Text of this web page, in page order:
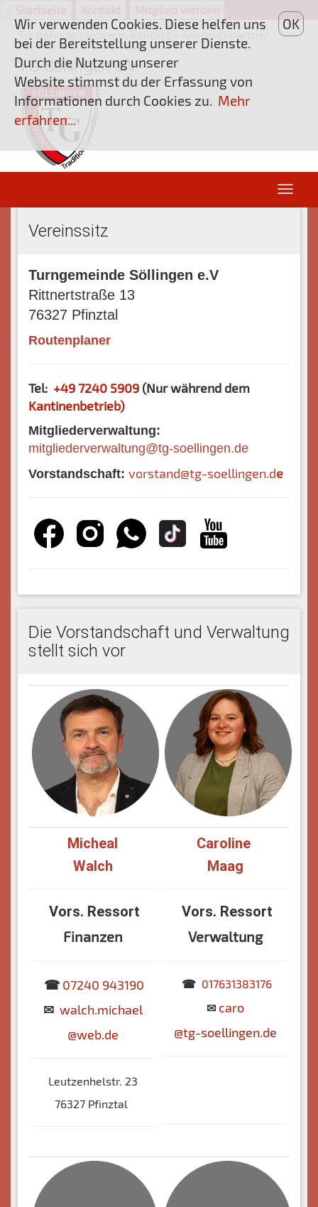
TG Söllingen e.V.
Vereinssitz
Turngemeinde Söllingen e.V
Rittnertstraße 13
76327 Pfinztal
Routenplaner
Tel: +49 7240 5909 (Nur während dem
Kantinenbetrieb)
Mitgliederverwaltung:
mitgliederverwaltung@tg-soellingen.de
Vorstandschaft: vorstand@tg-soellingen.de
Die Vorstandschaft und Verwaltung
stellt sich vor
Micheal
Walch
Vors. Ressort
Finanzen
☎ 07240 943190
✉ walch.michael
@web.de
Leutzenhelstr. 23
76327 Pfinztal
Caroline
Maag
Vors. Ressort
Verwaltung
☎ 017631383176
✉ caro
@tg-soellingen.de
Wir verwenden Cookies. Diese helfen uns
bei der Bereitstellung unserer Dienste.
Durch die Nutzung unserer
Website stimmst du der Erfassung von
Informationen durch Cookies zu. Mehr
erfahren...
OK